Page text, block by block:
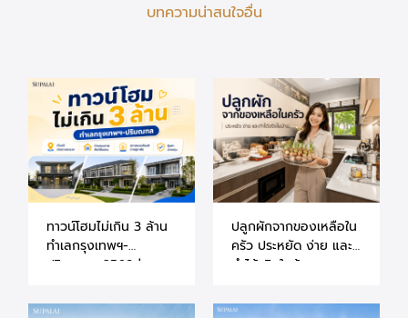
บทความน่าสนใจอื่น
ทาวน์โฮมไม่เกิน 3 ล้าน
ทำเลกรุงเทพฯ-
ปริมณฑล 2569 |
ปลูกผักจากของเหลือใน
ครัว ประหยัด ง่าย และ
ทำได้จริงในบ้าน